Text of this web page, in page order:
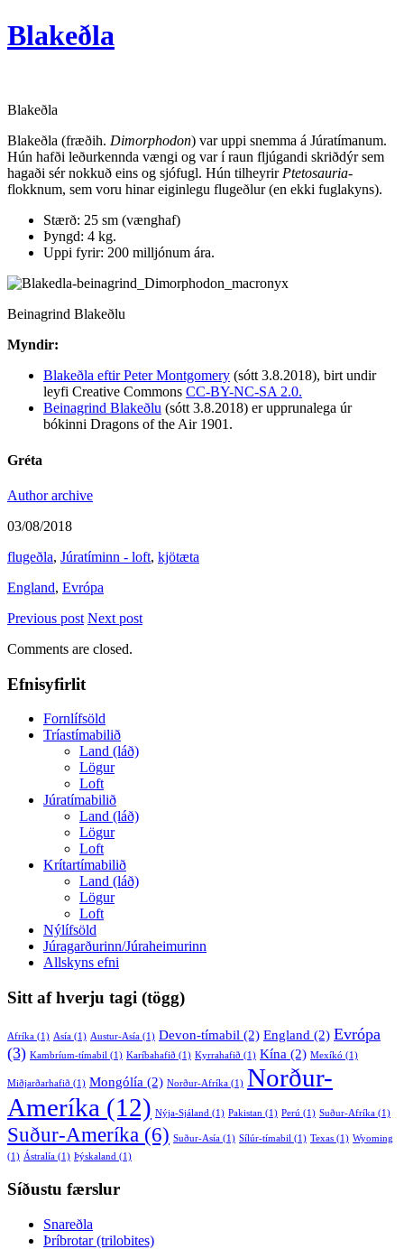
Blakeðla
Blakeðla
Blakeðla (fræðih. Dimorphodon) var uppi snemma á Júratímanum.
Hún hafði leðurkennda vængi og var í raun fljúgandi skriðdýr sem
hagaði sér nokkuð eins og sjófugl. Hún tilheyrir Ptetosauria-
flokknum, sem voru hinar eiginlegu flugeðlur (en ekki fuglakyns).
Stærð: 25 sm (vænghaf)
Þyngd: 4 kg.
Uppi fyrir: 200 milljónum ára.
Beinagrind Blakeðlu
Myndir:
Blakeðla eftir Peter Montgomery (sótt 3.8.2018), birt undir
leyfi Creative Commons CC-BY-NC-SA 2.0.
Beinagrind Blakeðlu (sótt 3.8.2018) er upprunalega úr
bókinni Dragons of the Air 1901.
Gréta
Author archive
03/08/2018
flugeðla, Júratíminn - loft, kjötæta
England, Evrópa
Previous post Next post
Comments are closed.
Efnisyfirlit
Fornlífsöld
Tríastímabilið
Land (láð)
Lögur
Loft
Júratímabilið
Land (láð)
Lögur
Loft
Krítartímabilið
Land (láð)
Lögur
Loft
Nýlífsöld
Júragarðurinn/Júraheimurinn
Allskyns efni
Sitt af hverju tagi (tögg)
Afríka (1) Asía (1) Austur-Asía (1) Devon-tímabil (2) England (2) Evrópa
(3) Kambríum-tímabil (1) Karíbahafið (1) Kyrrahafið (1) Kína (2) Mexíkó (1)
Miðjarðarhafið (1) Mongólía (2) Norður-Afríka (1) Norður-
Ameríka (12) Nýja-Sjáland (1) Pakistan (1) Perú (1) Suður-Afríka (1)
Suður-Ameríka (6) Suður-Asía (1) Sílúr-tímabil (1) Texas (1) Wyoming
(1) Ástralía (1) Þýskaland (1)
Síðustu færslur
Snareðla
Þríbrotar (trilobites)